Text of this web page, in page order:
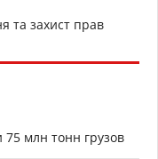
та захист прав
млн тонн грузов